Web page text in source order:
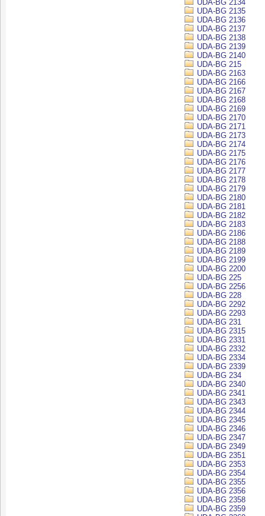
UDA-BG 2134
UDA-BG 2135
UDA-BG 2136
UDA-BG 2137
UDA-BG 2138
UDA-BG 2139
UDA-BG 2140
UDA-BG 215
UDA-BG 2163
UDA-BG 2166
UDA-BG 2167
UDA-BG 2168
UDA-BG 2169
UDA-BG 2170
UDA-BG 2171
UDA-BG 2173
UDA-BG 2174
UDA-BG 2175
UDA-BG 2176
UDA-BG 2177
UDA-BG 2178
UDA-BG 2179
UDA-BG 2180
UDA-BG 2181
UDA-BG 2182
UDA-BG 2183
UDA-BG 2186
UDA-BG 2188
UDA-BG 2189
UDA-BG 2199
UDA-BG 2200
UDA-BG 225
UDA-BG 2256
UDA-BG 228
UDA-BG 2292
UDA-BG 2293
UDA-BG 231
UDA-BG 2315
UDA-BG 2331
UDA-BG 2332
UDA-BG 2334
UDA-BG 2339
UDA-BG 234
UDA-BG 2340
UDA-BG 2341
UDA-BG 2343
UDA-BG 2344
UDA-BG 2345
UDA-BG 2346
UDA-BG 2347
UDA-BG 2349
UDA-BG 2351
UDA-BG 2353
UDA-BG 2354
UDA-BG 2355
UDA-BG 2356
UDA-BG 2358
UDA-BG 2359